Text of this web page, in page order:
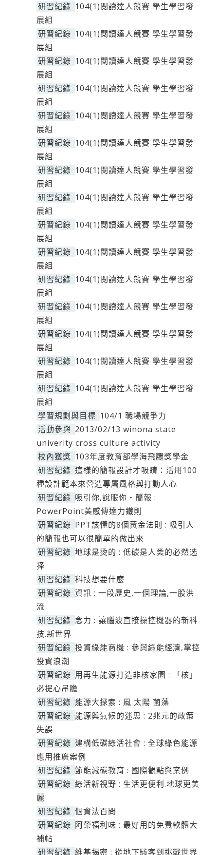
研習紀錄 104(1)閱讀達人競賽 學生學習發
展組
研習紀錄 104(1)閱讀達人競賽 學生學習發
展組
研習紀錄 104(1)閱讀達人競賽 學生學習發
展組
研習紀錄 104(1)閱讀達人競賽 學生學習發
展組
研習紀錄 104(1)閱讀達人競賽 學生學習發
展組
研習紀錄 104(1)閱讀達人競賽 學生學習發
展組
研習紀錄 104(1)閱讀達人競賽 學生學習發
展組
研習紀錄 104(1)閱讀達人競賽 學生學習發
展組
研習紀錄 104(1)閱讀達人競賽 學生學習發
展組
研習紀錄 104(1)閱讀達人競賽 學生學習發
展組
研習紀錄 104(1)閱讀達人競賽 學生學習發
展組
研習紀錄 104(1)閱讀達人競賽 學生學習發
展組
研習紀錄 104(1)閱讀達人競賽 學生學習發
展組
研習紀錄 104(1)閱讀達人競賽 學生學習發
展組
研習紀錄 104(1)閱讀達人競賽 學生學習發
展組
學習規劃與目標 104/1 職場競爭力
活動參與 2013/02/13 winona state
univerity cross culture activity
校內獲獎 103年度教育部學海飛颺獎學金
研習紀錄 這樣的簡報設計才吸睛：活用100
種設計範本來營造專屬風格與打動人心
研習紀錄 吸引你,說服你‧簡報 :
PowerPoint美感傳達力鐵則
研習紀錄 PPT該懂的8個黃金法則 : 吸引人
的簡報也可以很簡單的做出來
研習紀錄 地球是烫的 : 低碳是人类的必然选
择
研習紀錄 科技想要什麼
研習紀錄 資訊 : 一段歷史,一個理論,一股洪
流
研習紀錄 念力 : 讓腦波直接操控機器的新科
技.新世界
研習紀錄 投資綠能商機 : 參與綠能經濟,掌控
投資浪潮
研習紀錄 用再生能源打造非核家園 : 「核」
必提心吊膽
研習紀錄 能源大探索 : 風 太陽 菌藻
研習紀錄 能源與氣候的迷思 : 2兆元的政策
失誤
研習紀錄 建構低碳綠活社會 : 全球綠色能源
應用推廣案例
研習紀錄 節能減碳教育 : 國際觀點與案例
研習紀錄 綠活新視野 : 生活更便利.地球更美
麗
研習紀錄 個資法百問
研習紀錄 阿榮福利味 : 最好用的免費軟體大
補帖
研習紀錄 維基揭密 : 從地下駭客到挑戰世界